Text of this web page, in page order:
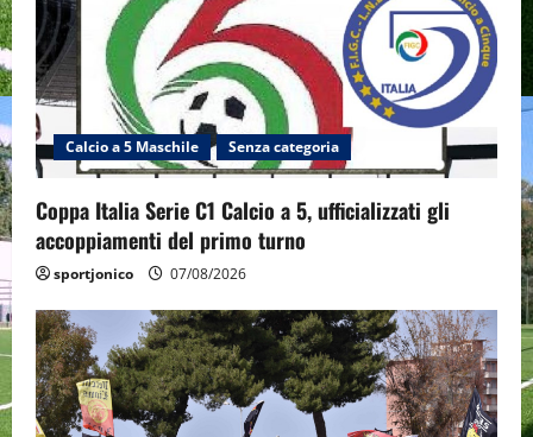
Calcio a 5 Maschile Senza categoria
Coppa Italia Serie C1 Calcio a 5, ufficializzati gli
accoppiamenti del primo turno
sportjonico 07/08/2026